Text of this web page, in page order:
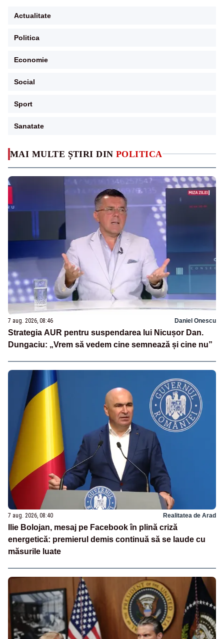
MAI MULTE ȘTIRI DIN POLITICA
7 aug. 2026, 08:46 Daniel Onescu
Strategia AUR pentru suspendarea lui Nicușor Dan.
Dungaciu: „Vrem să vedem cine semnează și cine nu”
7 aug. 2026, 08:40 Realitatea de Arad
Ilie Bolojan, mesaj pe Facebook în plină criză
energetică: premierul demis continuă să se laude cu
măsurile luate
Actualitate
Politica
Economie
Social
Sport
Sanatate